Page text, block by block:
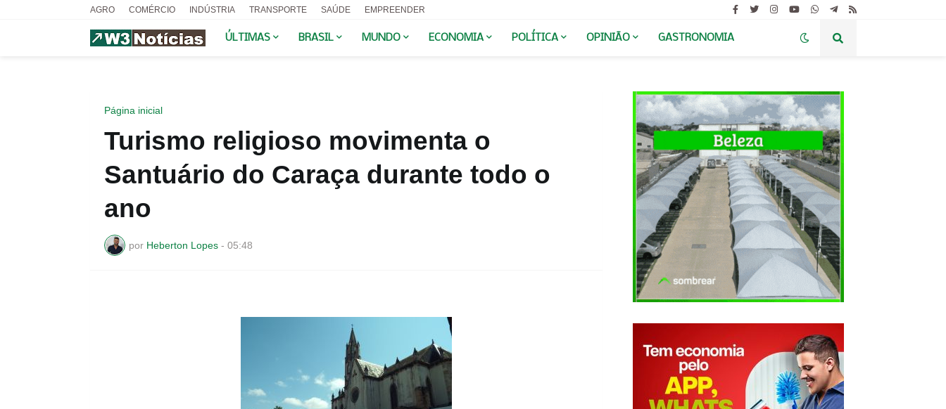
AGRO COMÉRCIO INDÚSTRIA TRANSPORTE SAÚDE EMPREENDER
ÚLTIMAS BRASIL MUNDO ECONOMIA POLÍTICA OPINIÃO GASTRONOMIA
Página inicial
Turismo religioso movimenta o
Santuário do Caraça durante todo o
ano
por Heberton Lopes - 05:48